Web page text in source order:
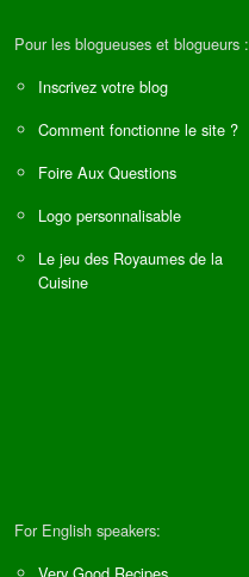
Pour les blogueuses et blogueurs :
Inscrivez votre blog
Comment fonctionne le site ?
Foire Aux Questions
Logo personnalisable
Le jeu des Royaumes de la
Cuisine
For English speakers: